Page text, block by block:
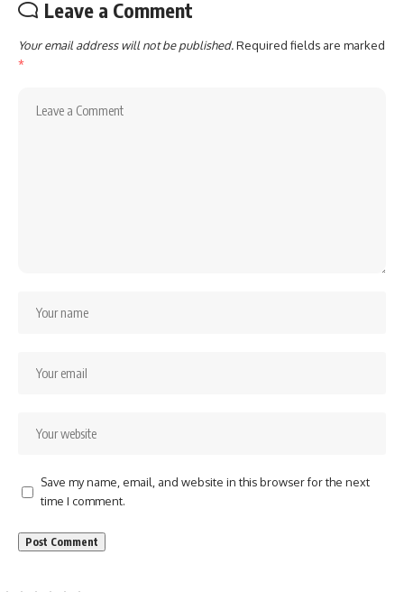
Leave a Comment
Your email address will not be published.Required fields are marked
*
Save my name, email, and website in this browser for the next
time I comment.